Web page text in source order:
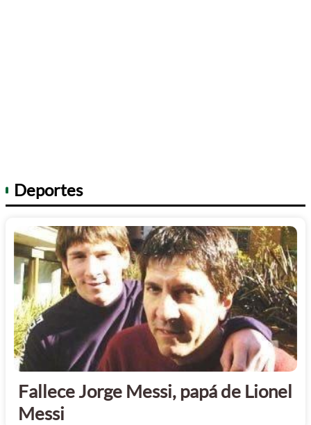
Deportes
Fallece Jorge Messi, papá de Lionel
Messi